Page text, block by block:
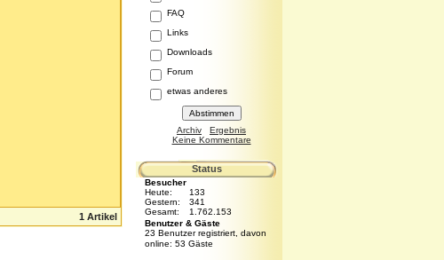
1 Artikel
FAQ
Links
Downloads
Forum
etwas anderes
Archiv
Ergebnis
Keine Kommentare
Status
Besucher
Heute:
133
Gestern:
341
Gesamt:
1.762.153
Benutzer & Gäste
23 Benutzer registriert, davon
online: 53 Gäste